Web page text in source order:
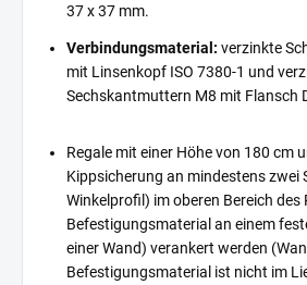
37 x 37 mm.
Verbindungsmaterial: verzinkte
mit Linsenkopf ISO 7380-1 und
Sechskantmuttern M8 mit Flansch
Regale mit einer Höhe von 180 cm
Kippsicherung an mindestens zwei
Winkelprofil) im oberen Bereich des
Befestigungsmaterial an einem
einer Wand) verankert werden
Befestigungsmaterial ist nicht im